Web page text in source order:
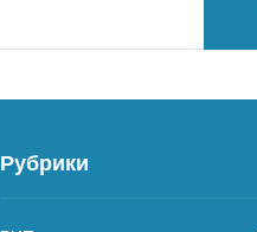
Рубрики